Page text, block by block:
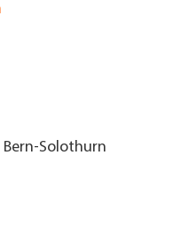
Bern-Solothurn